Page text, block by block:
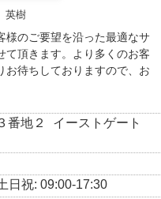
樹
様のご要望を沿った最適なサ
て頂きます。より多くのお客
お待ちしておりますので、お
番地２
イーストゲート
日祝: 09:00-17:30